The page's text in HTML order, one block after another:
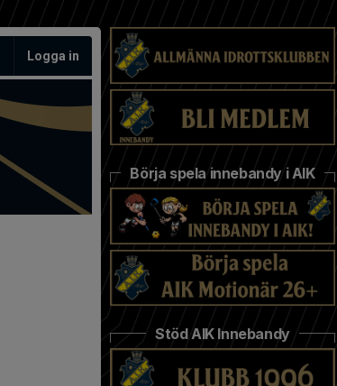
Logga in
Börja spela innebandy i AIK
Stöd AIK Innebandy